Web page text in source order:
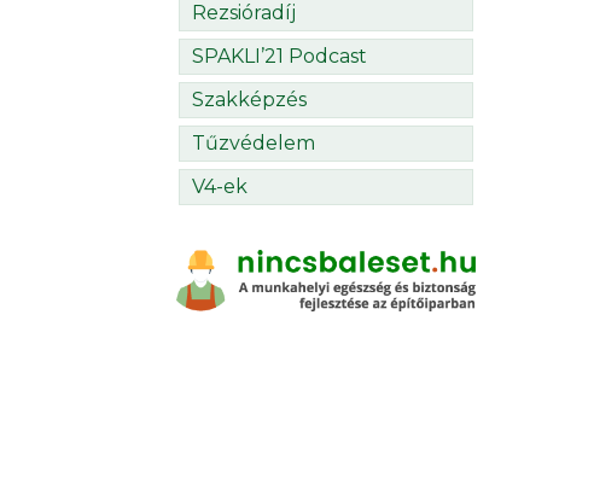
Rezsióradíj
SPAKLI’21 Podcast
Szakképzés
Tűzvédelem
V4-ek